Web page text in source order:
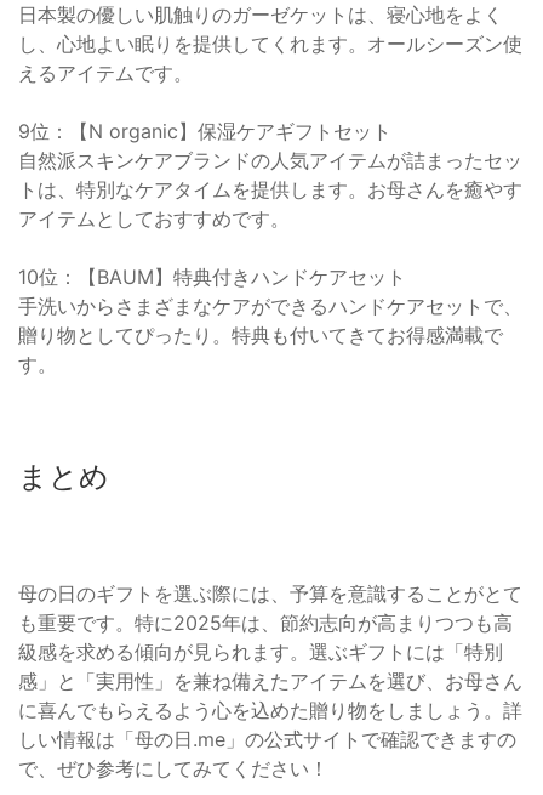
日本製の優しい肌触りのガーゼケットは、寝心地をよく
し、心地よい眠りを提供してくれます。オールシーズン使
えるアイテムです。
9位：【N organic】保湿ケアギフトセット
自然派スキンケアブランドの人気アイテムが詰まったセッ
トは、特別なケアタイムを提供します。お母さんを癒やす
アイテムとしておすすめです。
10位：【BAUM】特典付きハンドケアセット
手洗いからさまざまなケアができるハンドケアセットで、
贈り物としてぴったり。特典も付いてきてお得感満載で
す。
まとめ
母の日のギフトを選ぶ際には、予算を意識することがとて
も重要です。特に2025年は、節約志向が高まりつつも高
級感を求める傾向が見られます。選ぶギフトには「特別
感」と「実用性」を兼ね備えたアイテムを選び、お母さん
に喜んでもらえるよう心を込めた贈り物をしましょう。詳
しい情報は「母の日.me」の公式サイトで確認できますの
で、ぜひ参考にしてみてください！